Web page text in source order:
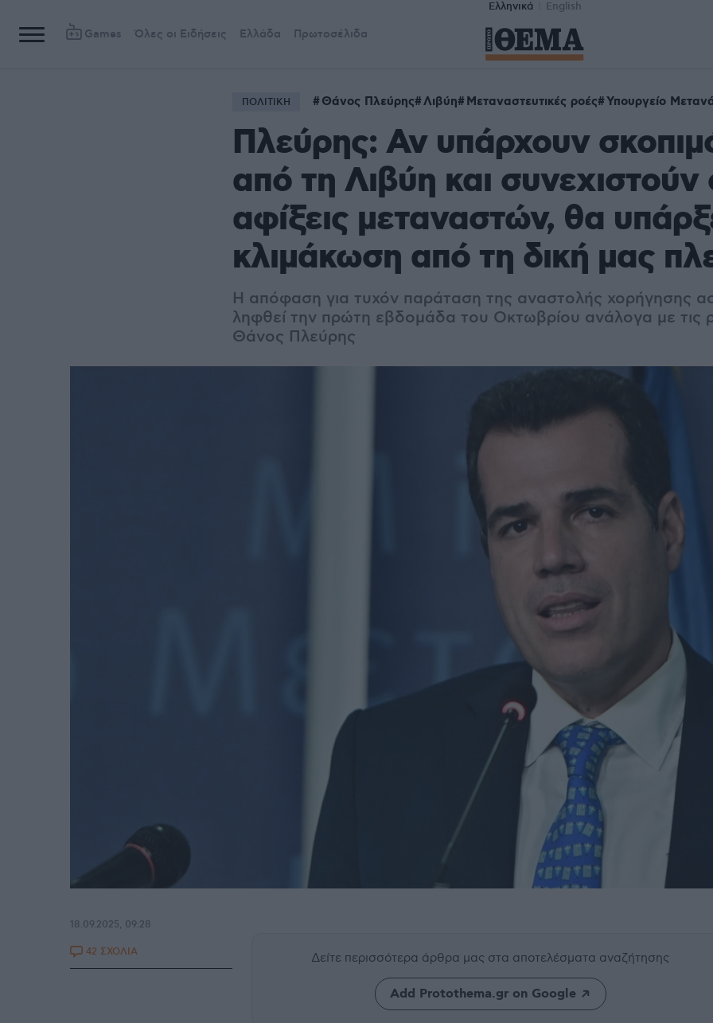
Ελληνικά English
Games Όλες οι Ειδήσεις Ελλάδα Πρωτοσέλιδα
ΠΟΛΙΤΙΚΗ Θάνος Πλεύρης Λιβύη Μεταναστευτικές ροές Υπουργείο
Πλεύρης: Αν υπάρχουν
από τη Λιβύη και συνεχιστούν
αφίξεις μεταναστών, θα
κλιμάκωση από τη δική μας
Η απόφαση για τυχόν παράταση της αναστολής χορήγησης
ληφθεί την πρώτη εβδομάδα του Οκτωβρίου ανάλογα με τις
Θάνος Πλεύρης
Δείτε περισσότερα άρθρα μας στα αποτελέσματα αναζήτησης
Add Protothema.gr on Google
18.09.2025, 09:28
42 ΣΧΟΛΙΑ